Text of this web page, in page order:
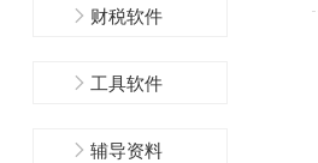
财税软件
工具软件
辅导资料